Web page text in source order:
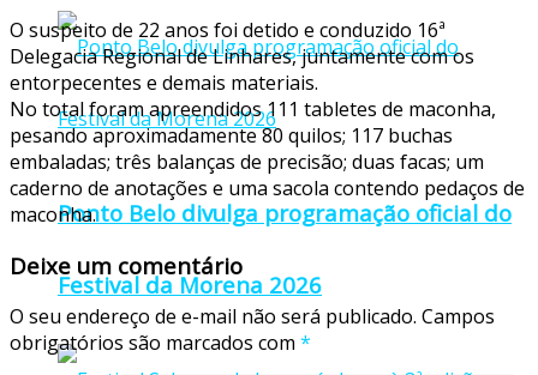
Ponto Belo divulga programação oficial do
Festival da Morena 2026
O suspeito de 22 anos foi detido e conduzido 16ª
Delegacia Regional de Linhares, juntamente com os
entorpecentes e demais materiais.
No total foram apreendidos 111 tabletes de maconha,
pesando aproximadamente 80 quilos; 117 buchas
embaladas; três balanças de precisão; duas facas; um
caderno de anotações e uma sacola contendo pedaços de
maconha.
Deixe um comentário
O seu endereço de e-mail não será publicado. Campos
obrigatórios são marcados com *